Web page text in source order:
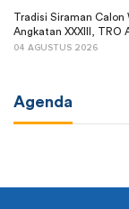
Tradisi Siraman Calon
Angkatan XXXIII, TRO
04 AGUSTUS 2026
Agenda